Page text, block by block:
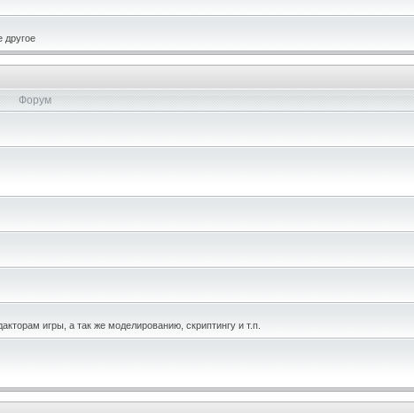
другое
Форум
игры, а так же моделированию, скриптингу и т.п.